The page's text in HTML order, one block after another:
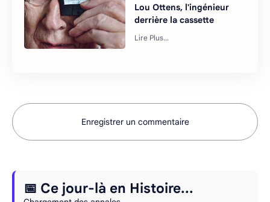
Lou Ottens, l'ingénieur
derrière la cassette
Enregistrer un commentaire
📅 Ce jour-là en Histoire...